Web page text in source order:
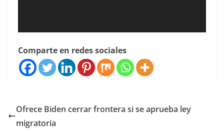
Comparte en redes sociales
Ofrece Biden cerrar frontera si se aprueba ley
migratoria